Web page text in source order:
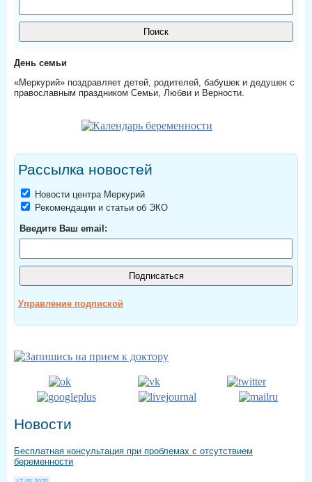
День семьи
«Меркурий» поздравляет детей, родителей, бабушек и дедушек с
православным праздником Семьи, Любви и Верности.
Рассылка новостей
Новости центра Меркурий
Рекомендации и статьи об ЭКО
Введите Ваш email:
Управление подпиской
Новости
Бесплатная консультация при проблемах с отсутствием
беременности